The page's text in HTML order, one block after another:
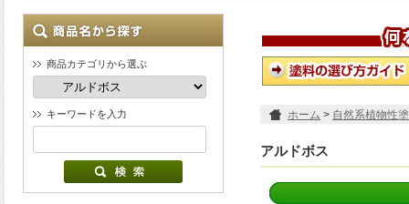
商品カテゴリから選ぶ
キーワードを入力 ホーム > 自然系植物性
アルドボス